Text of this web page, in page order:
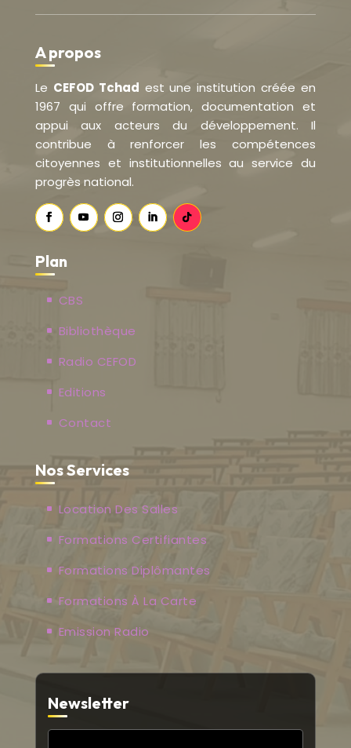
A propos
Le CEFOD Tchad est une institution créée en
1967 qui offre formation, documentation et
appui aux acteurs du développement. Il
contribue à renforcer les compétences
citoyennes et institutionnelles au service du
progrès national.
Plan
CBS
Bibliothèque
Radio CEFOD
Editions
Contact
Nos Services
Location Des Salles
Formations Certifiantes
Formations Diplômantes
Formations À La Carte
Emission Radio
Newsletter